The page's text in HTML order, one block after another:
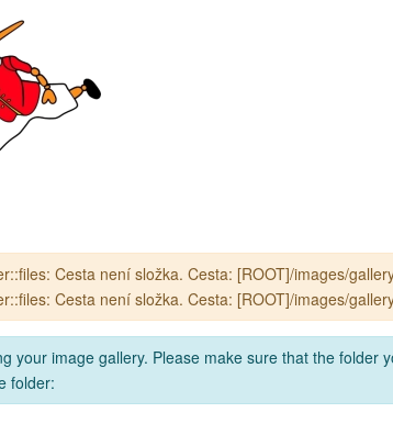
Cesta není složka. Cesta: [ROOT]/images/
Cesta není složka. Cesta: [ROOT]/images/
your image gallery. Please make sure that the
folder: